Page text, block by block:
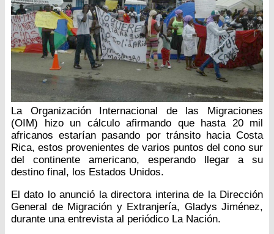
La Organización Internacional de las Migraciones
(OIM) hizo un cálculo afirmando que hasta 20 mil
africanos estarían pasando por tránsito hacia Costa
Rica, estos provenientes de varios puntos del cono sur
del continente americano, esperando llegar a su
destino final, los Estados Unidos.
El dato lo anunció la directora interina de la Dirección
General de Migración y Extranjería, Gladys Jiménez,
durante una entrevista al periódico La Nación.